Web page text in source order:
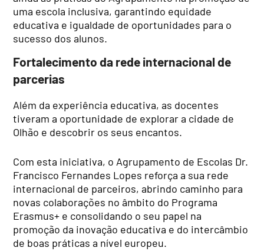
uma escola inclusiva, garantindo equidade
educativa e igualdade de oportunidades para o
sucesso dos alunos.
Fortalecimento da rede internacional de
parcerias
Além da experiência educativa, as docentes
tiveram a oportunidade de explorar a cidade de
Olhão e descobrir os seus encantos.
Com esta iniciativa, o Agrupamento de Escolas Dr.
Francisco Fernandes Lopes reforça a sua rede
internacional de parceiros, abrindo caminho para
novas colaborações no âmbito do Programa
Erasmus+ e consolidando o seu papel na
promoção da inovação educativa e do intercâmbio
de boas práticas a nível europeu.